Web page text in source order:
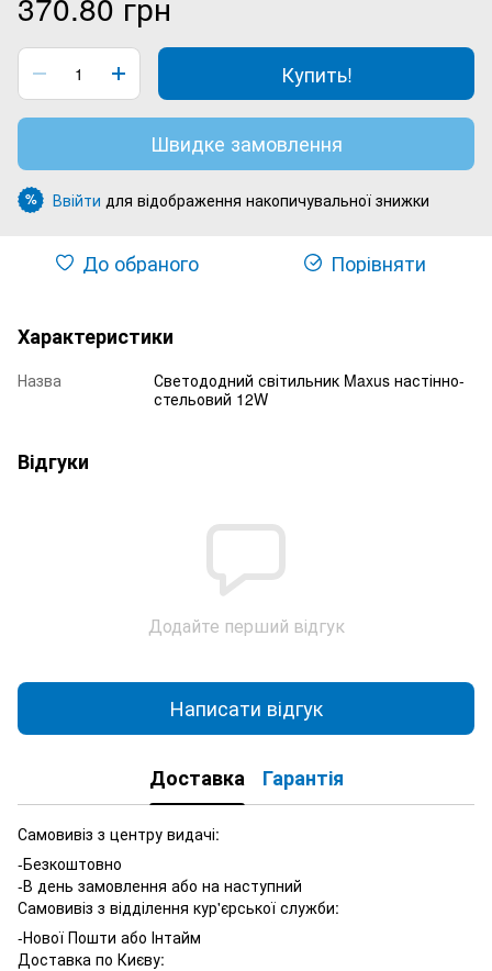
Купить!
Швидке замовлення
% Ввійти для відображення накопичувальної знижки
До обраного Порівняти
Характеристики
Назва
Светододний світильник Maxus настінно-
стельовий 12W
Відгуки
Додайте перший відгук
Написати відгук
Доставка Гарантія
Самовивіз з центру видачі:
-Безкоштовно
-В день замовлення або на наступний
Самовивіз з відділення кур'єрської служби:
-Нової Пошти або Інтайм
Доставка по Києву: